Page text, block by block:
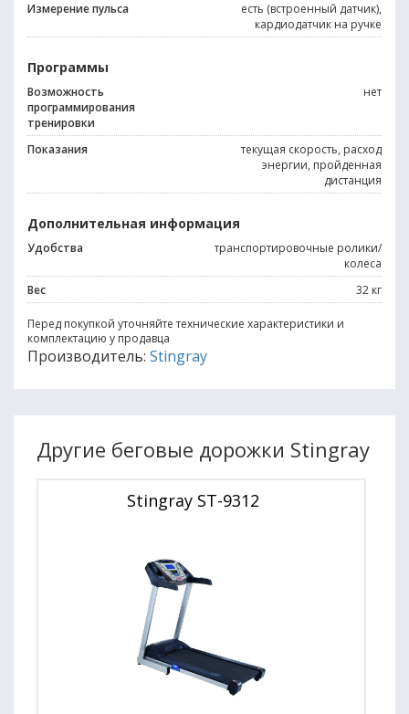
Измерение пульса
есть (встроенный датчик),
кардиодатчик на ручке
Программы
Возможность
программирования
тренировки
нет
Показания
текущая скорость, расход
энергии, пройденная
дистанция
Дополнительная информация
Удобства
транспортировочные ролики/
колеса
Вес
32 кг
Перед покупкой уточняйте технические характеристики и
комплектацию у продавца
Производитель: Stingray
Другие беговые дорожки Stingray
Stingray ST-9312